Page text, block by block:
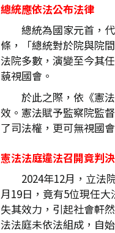
總統應依法公布法律
總統為國家元首，
條，「總統對於院與院
法院多數，演變至今其
藐視國會。
於此之際，依《憲
效。憲法賦予監察院監
了司法權，更可無視國
憲法法庭違法召開竟判決
2024年12月，立法
月19日，竟有5位現任
失其效力，引起社會軒
法法庭未依法組成，自